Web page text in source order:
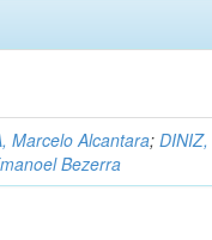
Marcelo Alcantara;DINIZ,
Bezerra